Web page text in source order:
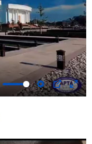
Settings
PIP Enter